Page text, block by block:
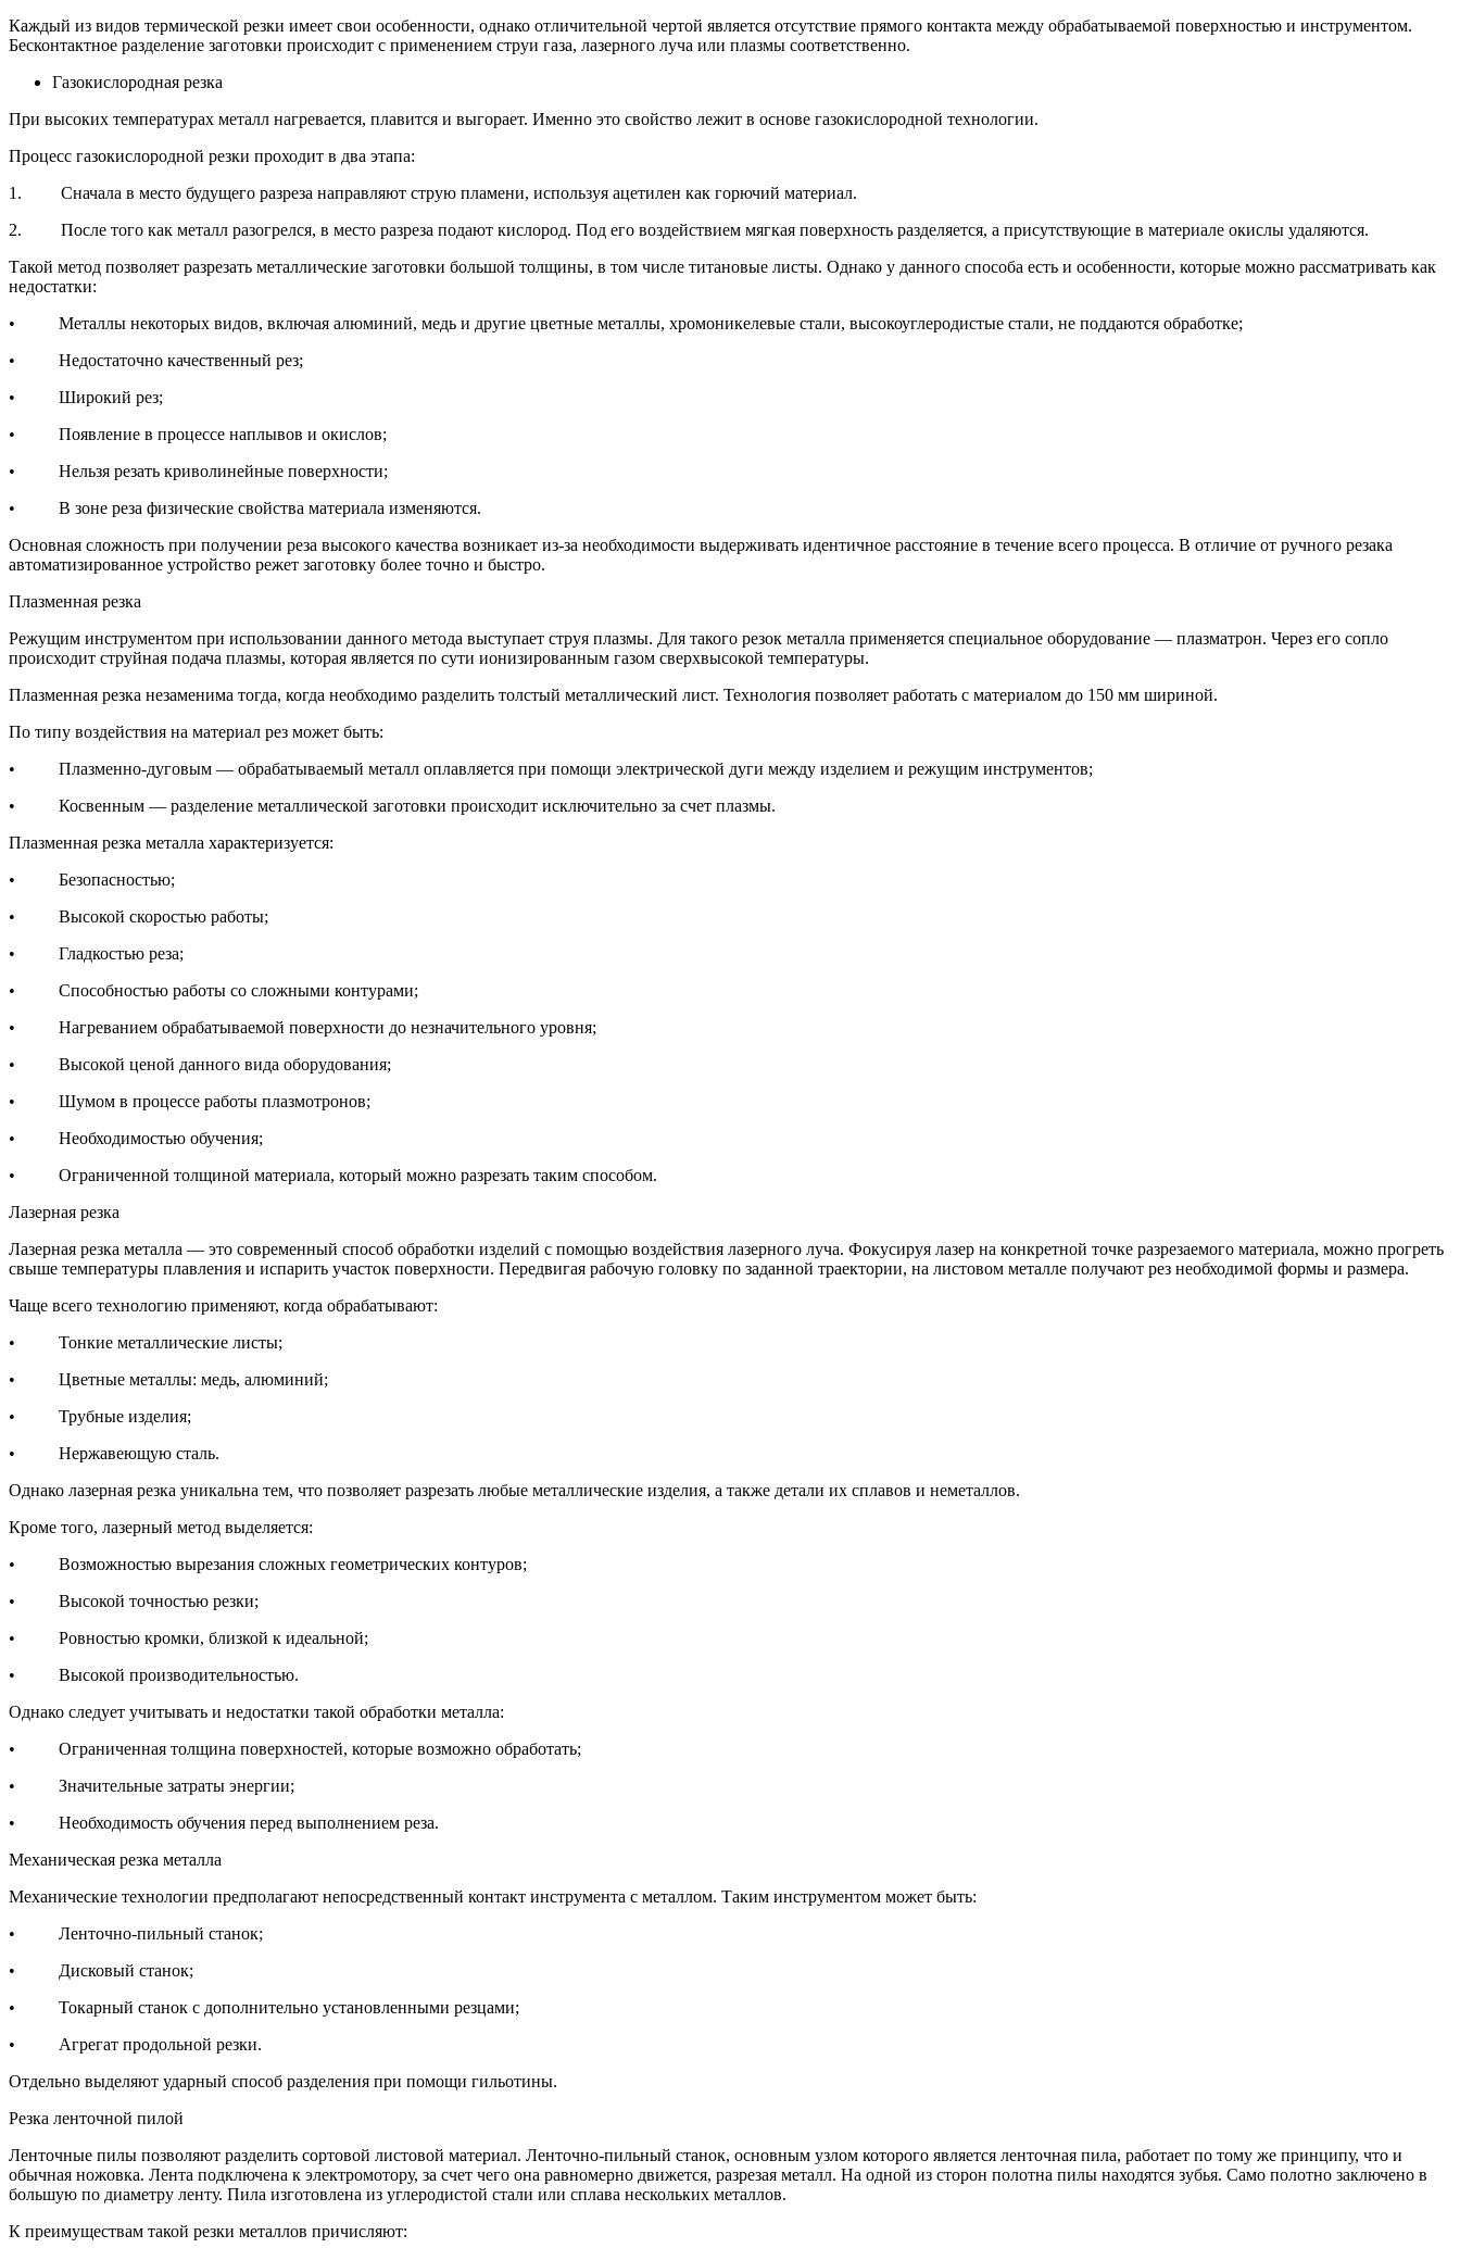
Каждый из видов термической резки имеет свои особенности, однако отличительной чертой является отсутствие прямого контакта между обрабатываемой поверхностью и инструментом.
Бесконтактное разделение заготовки происходит с применением струи газа, лазерного луча или плазмы соответственно.
Газокислородная резка
При высоких температурах металл нагревается, плавится и выгорает. Именно это свойство лежит в основе газокислородной технологии.
Процесс газокислородной резки проходит в два этапа:
1. Сначала в место будущего разреза направляют струю пламени, используя ацетилен как горючий материал.
2. После того как металл разогрелся, в место разреза подают кислород. Под его воздействием мягкая поверхность разделяется, а присутствующие в материале окислы удаляются.
Такой метод позволяет разрезать металлические заготовки большой толщины, в том числе титановые листы. Однако у данного способа есть и особенности, которые можно рассматривать как
недостатки:
• Металлы некоторых видов, включая алюминий, медь и другие цветные металлы, хромоникелевые стали, высокоуглеродистые стали, не поддаются обработке;
• Недостаточно качественный рез;
• Широкий рез;
• Появление в процессе наплывов и окислов;
• Нельзя резать криволинейные поверхности;
• В зоне реза физические свойства материала изменяются.
Основная сложность при получении реза высокого качества возникает из-за необходимости выдерживать идентичное расстояние в течение всего процесса. В отличие от ручного резака
автоматизированное устройство режет заготовку более точно и быстро.
Плазменная резка
Режущим инструментом при использовании данного метода выступает струя плазмы. Для такого резок металла применяется специальное оборудование — плазматрон. Через его сопло
происходит струйная подача плазмы, которая является по сути ионизированным газом сверхвысокой температуры.
Плазменная резка незаменима тогда, когда необходимо разделить толстый металлический лист. Технология позволяет работать с материалом до 150 мм шириной.
По типу воздействия на материал рез может быть:
• Плазменно-дуговым — обрабатываемый металл оплавляется при помощи электрической дуги между изделием и режущим инструментов;
• Косвенным — разделение металлической заготовки происходит исключительно за счет плазмы.
Плазменная резка металла характеризуется:
• Безопасностью;
• Высокой скоростью работы;
• Гладкостью реза;
• Способностью работы со сложными контурами;
• Нагреванием обрабатываемой поверхности до незначительного уровня;
• Высокой ценой данного вида оборудования;
• Шумом в процессе работы плазмотронов;
• Необходимостью обучения;
• Ограниченной толщиной материала, который можно разрезать таким способом.
Лазерная резка
Лазерная резка металла — это современный способ обработки изделий с помощью воздействия лазерного луча. Фокусируя лазер на конкретной точке разрезаемого материала, можно прогреть
свыше температуры плавления и испарить участок поверхности. Передвигая рабочую головку по заданной траектории, на листовом металле получают рез необходимой формы и размера.
Чаще всего технологию применяют, когда обрабатывают:
• Тонкие металлические листы;
• Цветные металлы: медь, алюминий;
• Трубные изделия;
• Нержавеющую сталь.
Однако лазерная резка уникальна тем, что позволяет разрезать любые металлические изделия, а также детали их сплавов и неметаллов.
Кроме того, лазерный метод выделяется:
• Возможностью вырезания сложных геометрических контуров;
• Высокой точностью резки;
• Ровностью кромки, близкой к идеальной;
• Высокой производительностью.
Однако следует учитывать и недостатки такой обработки металла:
• Ограниченная толщина поверхностей, которые возможно обработать;
• Значительные затраты энергии;
• Необходимость обучения перед выполнением реза.
Механическая резка металла
Механические технологии предполагают непосредственный контакт инструмента с металлом. Таким инструментом может быть:
• Ленточно-пильный станок;
• Дисковый станок;
• Токарный станок с дополнительно установленными резцами;
• Агрегат продольной резки.
Отдельно выделяют ударный способ разделения при помощи гильотины.
Резка ленточной пилой
Ленточные пилы позволяют разделить сортовой листовой материал. Ленточно-пильный станок, основным узлом которого является ленточная пила, работает по тому же принципу, что и
обычная ножовка. Лента подключена к электромотору, за счет чего она равномерно движется, разрезая металл. На одной из сторон полотна пилы находятся зубья. Само полотно заключено в
большую по диаметру ленту. Пила изготовлена из углеродистой стали или сплава нескольких металлов.
К преимуществам такой резки металлов причисляют: